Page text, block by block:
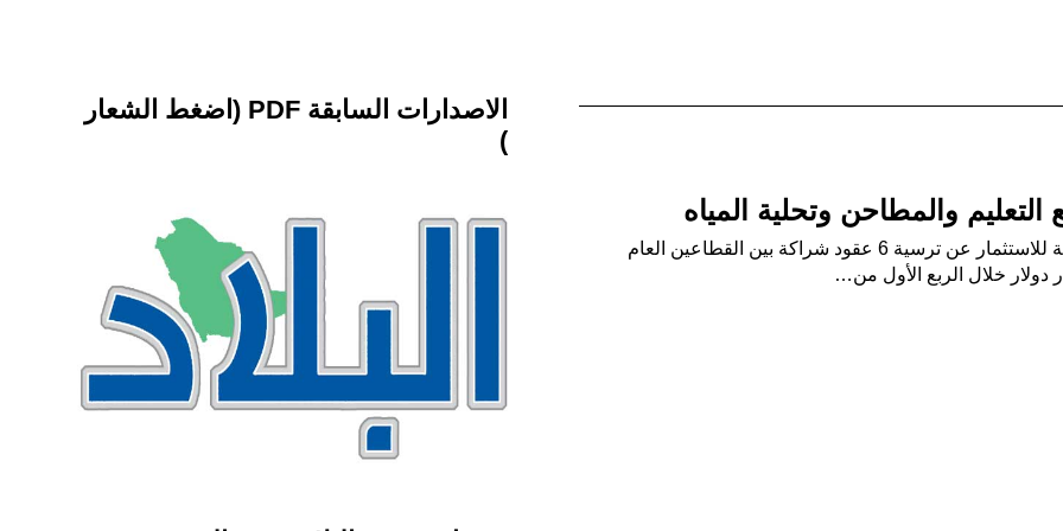
والمطاحن وتحلية المياه
جدة – البلاد كشفت الهيئة العامة للاستثمار عن ترسية 6 عقود شراكة بين القطاعين العام
الاصدارات السابقة PDF (اضغط الشعار
)